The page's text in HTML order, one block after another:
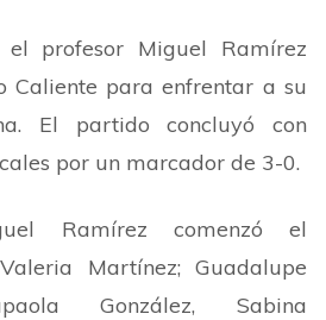
profesor Miguel Ramírez
Caliente para enfrentar a su
El partido concluyó con
por un marcador de 3-0.
Ramírez comenzó el
Martínez; Guadalupe
González, Sabina